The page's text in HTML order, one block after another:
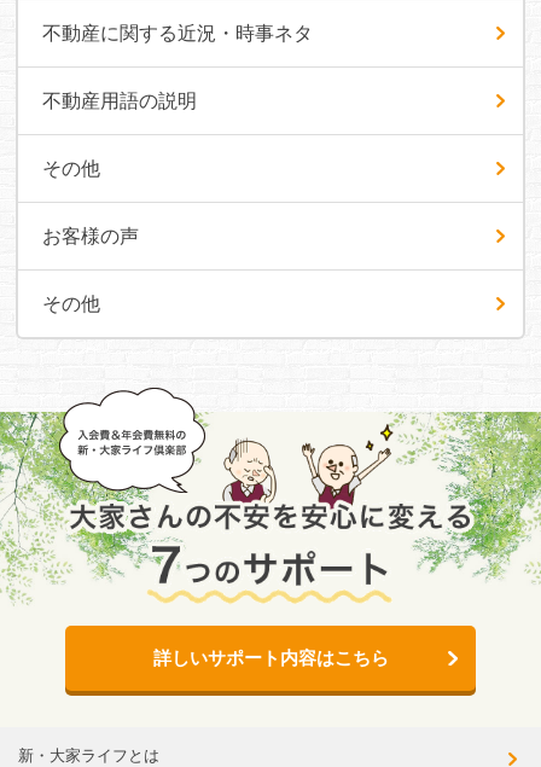
不動産に関する近況・時事ネタ
不動産用語の説明
その他
お客様の声
その他
詳しいサポート内容はこちら
新・大家ライフとは